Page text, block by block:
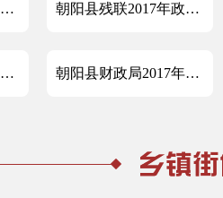
朝阳县城乡规划局2017年政府信息公开工作年度报告 朝阳县残联2017年政府信息公开年度报告
朝阳县安监局2017年政府信息公开工作年度报告 朝阳县财政局2017年度政府信息公开工作年度报告